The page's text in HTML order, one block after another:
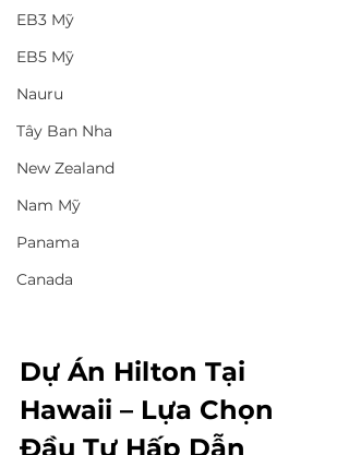
EB3 Mỹ
EB5 Mỹ
Nauru
Tây Ban Nha
New Zealand
Nam Mỹ
Panama
Canada
Dự Án Hilton Tại
Hawaii – Lựa Chọn
Đầu Tư Hấp Dẫn